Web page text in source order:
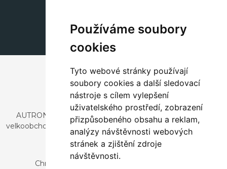
Používáme soubory
cookies
Tyto webové stránky používají
soubory cookies a další sledovací
nástroje s cílem vylepšení
uživatelského prostředí, zobrazení
přizpůsobeného obsahu a reklam,
analýzy návštěvnosti webových
stránek a zjištění zdroje
návštěvnosti.
AUTRONIC, s.r.o. je společnost zabývající se dovozem a
velkoobchodním prodejem designového i stylového nábytku
a dekorací.
Česká republika
Chrustenice 270, 267 12 Loděnice u Berouna